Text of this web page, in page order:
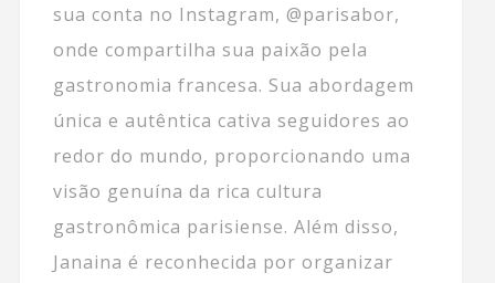
sua conta no Instagram, @parisabor,
onde compartilha sua paixão pela
gastronomia francesa. Sua abordagem
única e autêntica cativa seguidores ao
redor do mundo, proporcionando uma
visão genuína da rica cultura
gastronômica parisiense. Além disso,
Janaina é reconhecida por organizar